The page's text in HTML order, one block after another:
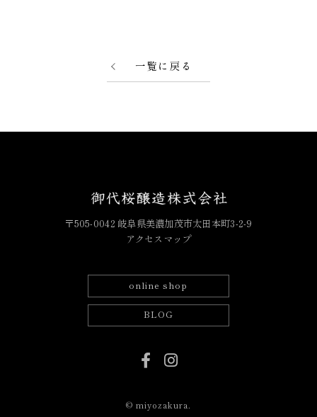
一覧に戻る
〒505-0042 岐阜県美濃加茂市太田本町3-2-9
アクセスマップ
online shop
BLOG
© miyozakura.